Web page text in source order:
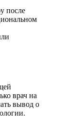
после
врач на
вывод о